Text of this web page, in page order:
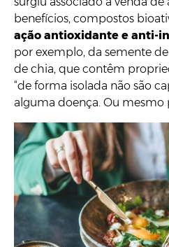
benefícios, compostos
ação antioxidante e anti-
por exemplo, da semente
de chia, que contêm
“de forma isolada não são
alguma doença. Ou mesmo